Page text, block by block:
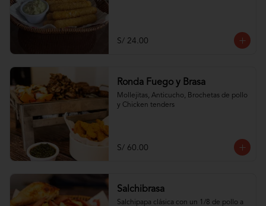
S/ 24.00
Ronda Fuego y Brasa
Mollejitas, Anticucho, Brochetas de pollo
y Chicken tenders
S/ 60.00
Salchibrasa
Salchipapa clásica con un 1/8 de pollo a